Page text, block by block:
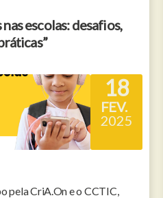
escolas: desafios,
18
FEV.
2025
pela CriA.On e o CCTIC,